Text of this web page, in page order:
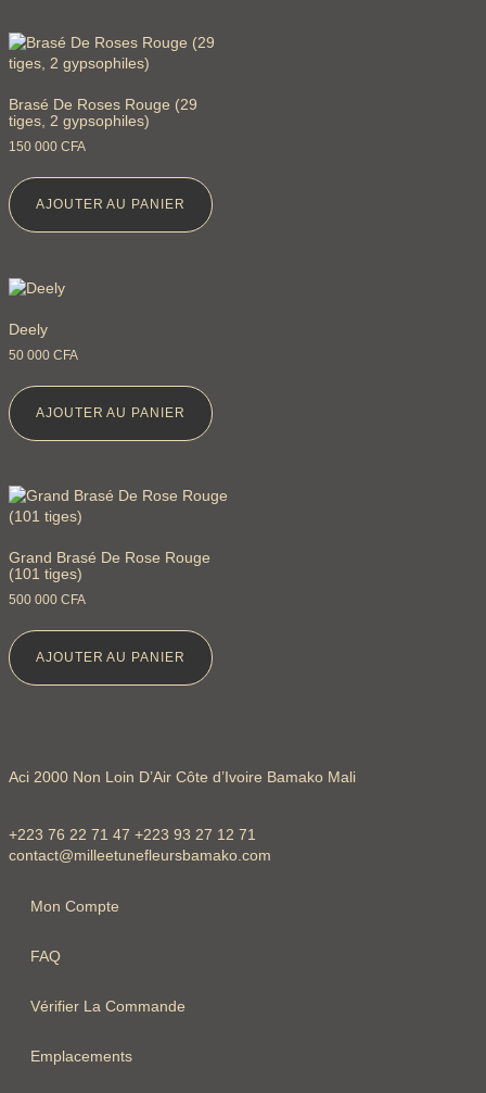
Brasé De Roses Rouge (29
tiges, 2 gypsophiles)
150 000 CFA
AJOUTER AU PANIER
Deely
50 000 CFA
AJOUTER AU PANIER
Grand Brasé De Rose Rouge
(101 tiges)
500 000 CFA
AJOUTER AU PANIER
Aci 2000 Non Loin D’Air Côte d’Ivoire Bamako Mali
+223 76 22 71 47 +223 93 27 12 71
contact@milleetunefleursbamako.com
Mon Compte
FAQ
Vérifier La Commande
Emplacements